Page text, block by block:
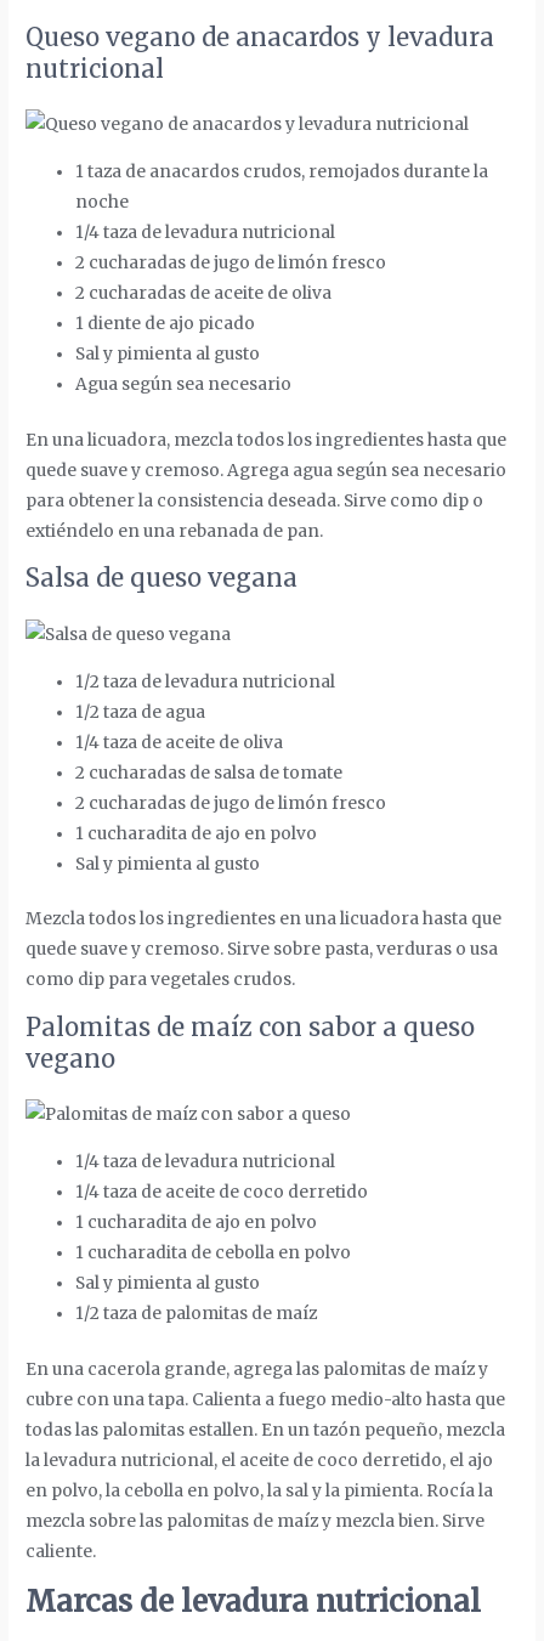
Queso vegano de anacardos y levadura
nutricional
1 taza de anacardos crudos, remojados durante la
noche
1/4 taza de levadura nutricional
2 cucharadas de jugo de limón fresco
2 cucharadas de aceite de oliva
1 diente de ajo picado
Sal y pimienta al gusto
Agua según sea necesario
En una licuadora, mezcla todos los ingredientes hasta que
quede suave y cremoso. Agrega agua según sea necesario
para obtener la consistencia deseada. Sirve como dip o
extiéndelo en una rebanada de pan.
Salsa de queso vegana
1/2 taza de levadura nutricional
1/2 taza de agua
1/4 taza de aceite de oliva
2 cucharadas de salsa de tomate
2 cucharadas de jugo de limón fresco
1 cucharadita de ajo en polvo
Sal y pimienta al gusto
Mezcla todos los ingredientes en una licuadora hasta que
quede suave y cremoso. Sirve sobre pasta, verduras o usa
como dip para vegetales crudos.
Palomitas de maíz con sabor a queso
vegano
1/4 taza de levadura nutricional
1/4 taza de aceite de coco derretido
1 cucharadita de ajo en polvo
1 cucharadita de cebolla en polvo
Sal y pimienta al gusto
1/2 taza de palomitas de maíz
En una cacerola grande, agrega las palomitas de maíz y
cubre con una tapa. Calienta a fuego medio-alto hasta que
todas las palomitas estallen. En un tazón pequeño, mezcla
la levadura nutricional, el aceite de coco derretido, el ajo
en polvo, la cebolla en polvo, la sal y la pimienta. Rocía la
mezcla sobre las palomitas de maíz y mezcla bien. Sirve
caliente.
Marcas de levadura nutricional